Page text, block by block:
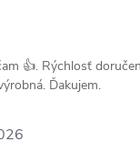
👍. Rýchlosť
Ďakujem.